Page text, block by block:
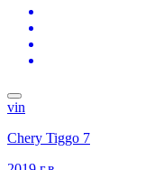
vin
Chery Tiggo 7